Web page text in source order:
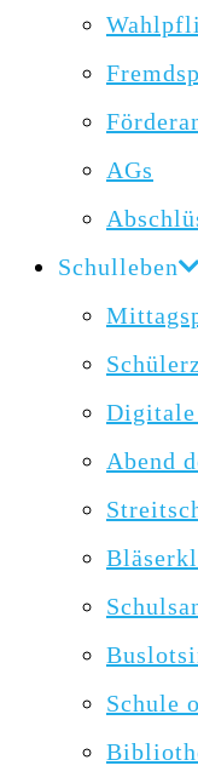
AGs
Schulleben
Digitale
Abend
Schule